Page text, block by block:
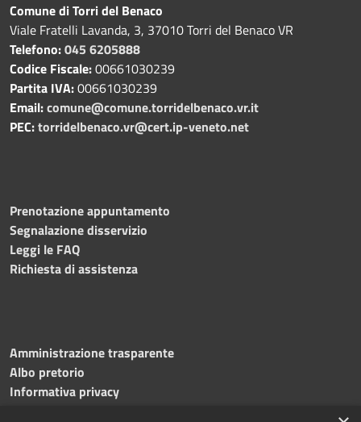
Comune di Torri del Benaco
Viale Fratelli Lavanda, 3, 37010 Torri del Benaco VR
Telefono:045 6205888
Codice Fiscale:00661030239
Partita IVA:00661030239
Email:comune@comune.torridelbenaco.vr.it
PEC:torridelbenaco.vr@cert.ip-veneto.net
Prenotazione appuntamento
Segnalazione disservizio
Leggi le FAQ
Richiesta di assistenza
Amministrazione trasparente
Albo pretorio
Informativa privacy